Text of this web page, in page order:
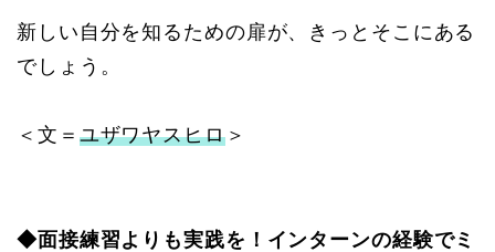
新しい自分を知るための扉が、きっとそこにある
でしょう。
＜文＝ ユザワヤスヒロ＞
◆面接練習よりも実践を！インターンの経験でミ